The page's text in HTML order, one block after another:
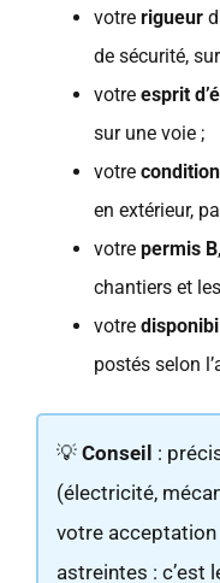
votre rigueur
de sécurité,
votre esprit
sur une voie ;
votre
en extérieur,
votre permis B
chantiers et
votre
postés selon
💡 Conseil :
(électricité,
votre
astreintes : c’est